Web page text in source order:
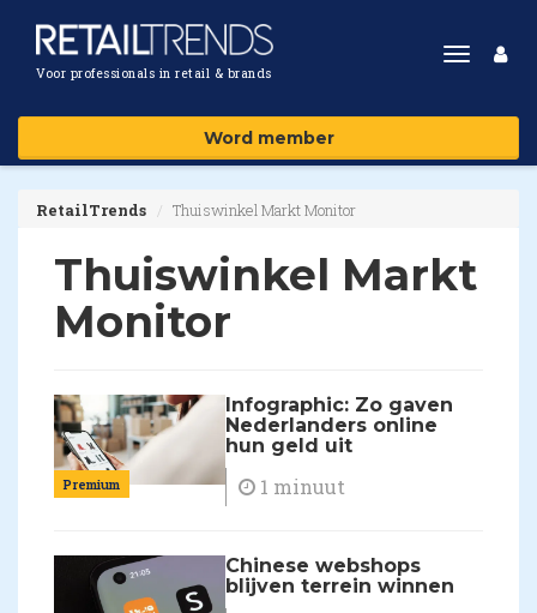
Voor professionals in retail & brands
Toggle
Word member
RetailTrends Thuiswinkel Markt Monitor
Thuiswinkel Markt
Monitor
Premium
Infographic: Zo gaven
Nederlanders online
hun geld uit
1 minuut
Chinese webshops
blijven terrein winnen